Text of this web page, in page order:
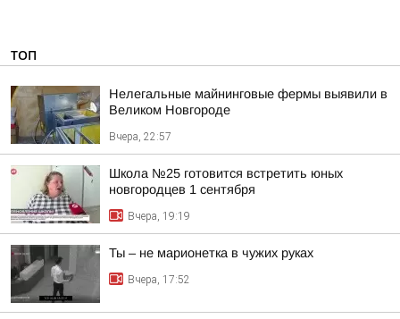
ТОП
Нелегальные майнинговые фермы выявили в
Великом Новгороде
Вчера, 22:57
Школа №25 готовится встретить юных
новгородцев 1 сентября
Вчера, 19:19
Ты – не марионетка в чужих руках
Вчера, 17:52